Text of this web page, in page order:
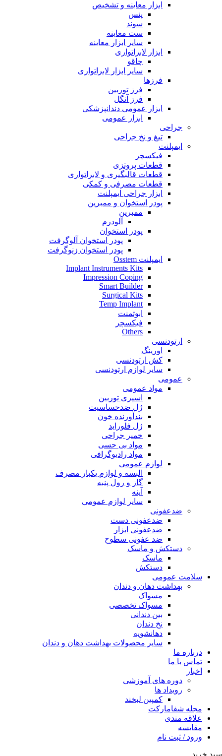
ابزار معاینه و تشخیص
پنس
سوند
ست معاینه
سایر ابزار معاینه
ابزار لابراتواری
چاقو
سایر ابزار لابراتواری
فرزها
فرز توربین
فرز آنگل
ابزار عمومی دندانپزشکی
ابزار عمومی
جراحی
تیغ و نخ جراحی
ایمپلنت
فیکسچر
قطعات پروتزی
قطعات قالبگیری و لابراتواری
قطعات مصرفی و کمکی
ابزار جراحی ایمپلنت
پودر استخوان و ممبرین
ممبرین
آلودرم
پودر استخوان
پودر استخوان آلوگرفت
پودر استخوان زنوگرفت
ایمپلنت Osstem
Implant Instruments Kits
Impression Coping
Smart Builder
Surgical Kits
Temp Implant
ابوتمنت
فیکسچر
Others
ارتودنسی
اورینگ
کش ارتودنسی
سایر لوازم ارتودنسی
عمومی
مواد عمومی
اسپری توربین
ژل ضدحساسیت
بندآورنده خون
ژل فلوراید
خمیر جراحی
مواد بی حسی
مواد رادیوگرافی
لوازم عمومی
البسه و لوازم یکبار مصرف
گاز و رول پنبه
آینه
سایر لوازم عمومی
ضدعفونی
ضدعفونی دست
ضدعفونی ابزار
ضد عفونی سطوح
دستکش و ماسک
ماسک
دستکش
سلامت عمومی
بهداشت دهان و دندان
مسواک
مسواک تخصصی
بین دندانی
نخ دندان
دهانشویه
سایر محصولات بهداشت دهان و دندان
درباره ما
تماس با ما
اخبار
دوره های آموزشی
رویداد ها
کمپین لبخند
مجله شفامارکت
علاقه مندی
مقایسه
ورود / ثبت نام
سبد خرید